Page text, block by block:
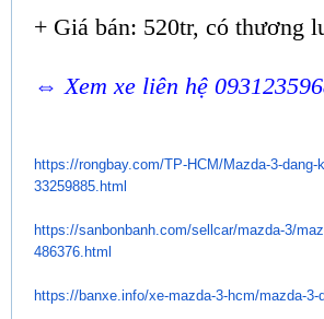
+ Giá bán: 520tr, có thương
⇔ Xem xe liên hệ
https://rongbay.com/TP-HCM/Mazda-3-dang-
33259885.html
https://sanbonbanh.com/sellcar/mazda-3/
486376.html
https://banxe.info/xe-mazda-3-hcm/mazda-3-